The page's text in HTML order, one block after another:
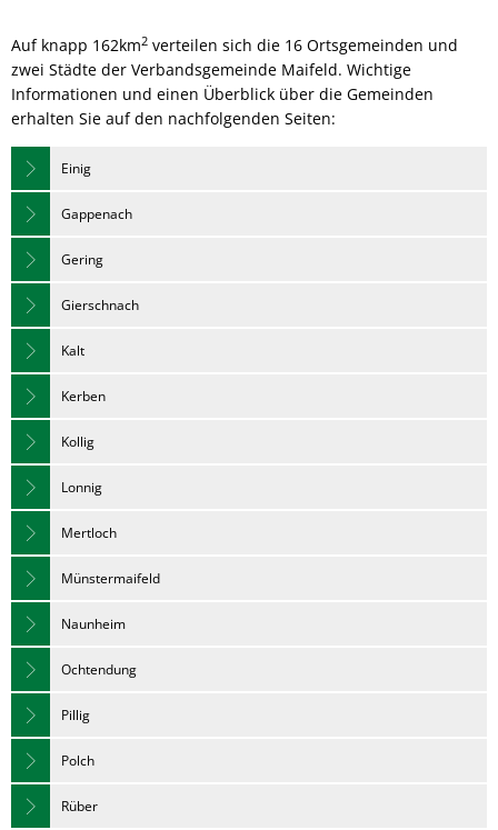
Auf knapp 162km2 verteilen sich die 16 Ortsgemeinden und
zwei Städte der Verbandsgemeinde Maifeld. Wichtige
Informationen und einen Überblick über die Gemeinden
erhalten Sie auf den nachfolgenden Seiten:
Einig
Gappenach
Gering
Gierschnach
Kalt
Kerben
Kollig
Lonnig
Mertloch
Münstermaifeld
Naunheim
Ochtendung
Pillig
Polch
Rüber